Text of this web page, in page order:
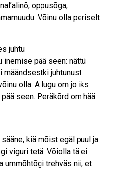
oppusõga,
Võinu olla periselt
juhtu
inemise pää seen: nättü
määndsestki juhtunust
olla. A lugu om jo iks
seen. Peräkõrd om hää
kiä mõist egäl puul ja
viguri tetä. Võiolla tä ei
ummõhtõgi trehväs nii, et